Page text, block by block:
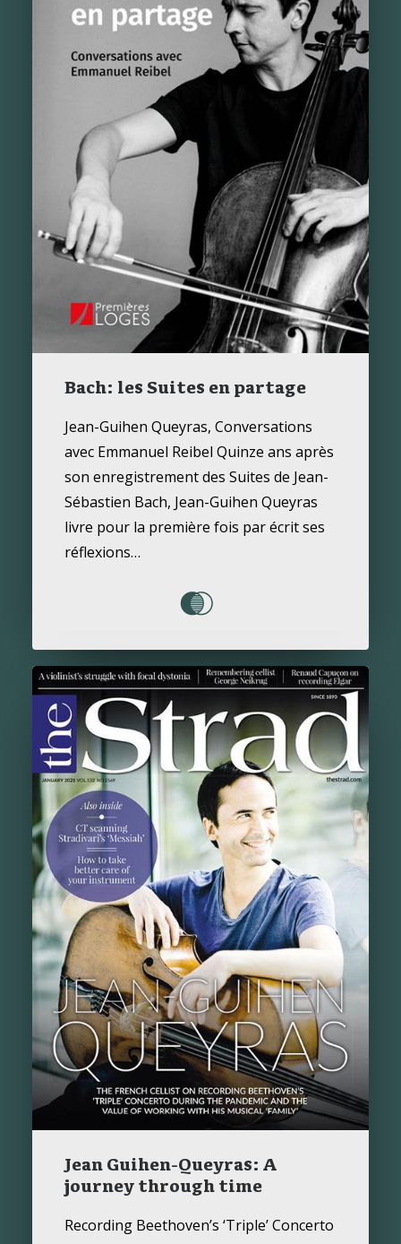
Bach: les Suites en partage
Jean-Guihen Queyras, Conversations
avec Emmanuel Reibel Quinze ans après
son enregistrement des Suites de Jean-
Sébastien Bach, Jean-Guihen Queyras
livre pour la première fois par écrit ses
réflexions…
Jean Guihen-Queyras: A
journey through time
Recording Beethoven’s ‘Triple’ Concerto